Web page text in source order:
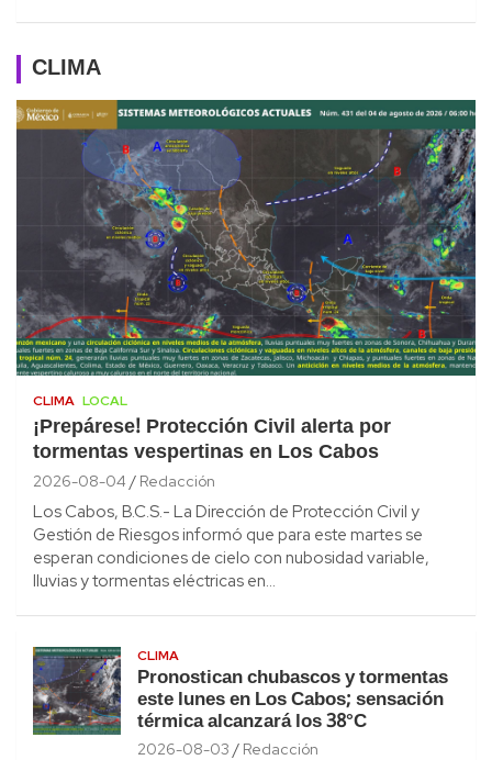
CLIMA
CLIMA LOCAL
¡Prepárese! Protección Civil alerta por
tormentas vespertinas en Los Cabos
2026-08-04 Redacción
Los Cabos, B.C.S.- La Dirección de Protección Civil y
Gestión de Riesgos informó que para este martes se
esperan condiciones de cielo con nubosidad variable,
lluvias y tormentas eléctricas en…
CLIMA
Pronostican chubascos y tormentas
este lunes en Los Cabos; sensación
térmica alcanzará los 38°C
2026-08-03 Redacción